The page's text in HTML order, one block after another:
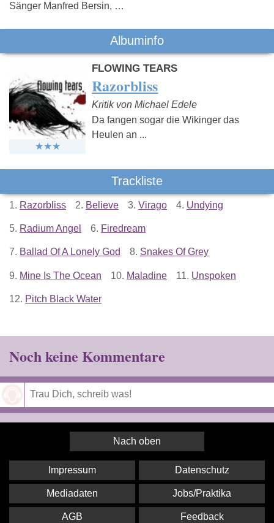
Sänger Manfred Bersin, …
Albuminfo
FLOWING TEARS
Razorbliss
Kritik von Michael Edele
Da fangen sogar die Wikinger das
Heulen an ...
Trackliste
1. Razorbliss 2. Believe 3. Virago 4. Undying
5. Radium Angel 6. Firedream
7. Ballad Of A Lonely God 8. Snakes Of Grey
9. Mine Is The Ocean 10. Maladine 11. Unspoken
12. Pitch Black Water
Noch keine Kommentare
Nach oben
Impressum Datenschutz
Mediadaten Jobs/Praktika
AGB Feedback